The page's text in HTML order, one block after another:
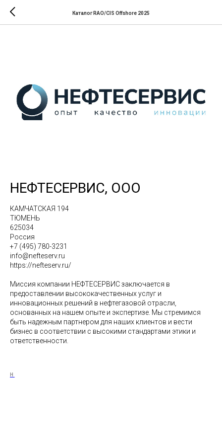
Каталог RAO/CIS Offshore 2025
НЕФТЕСЕРВИС, ООО
КАМЧАТСКАЯ 194
ТЮМЕНЬ
625034
Россия
+7 (495) 780-3231
info@nefteserv.ru
https://nefteserv.ru/
Миссия компании НЕФТЕСЕРВИС заключается в
предоставлении высококачественных услуг и
инновационных решений в нефтегазовой отрасли,
основанных на нашем опыте и экспертизе. Мы стремимся
быть надежным партнером для наших клиентов и вести
бизнес в соответствии с высокими стандартами этики и
ответственности.
Н